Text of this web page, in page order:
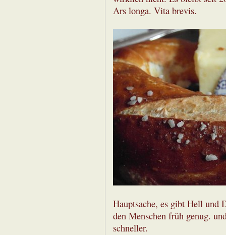
Ars longa. Vita brevis.
Hauptsache, es gibt Hell und
den Menschen früh genug.
schneller.